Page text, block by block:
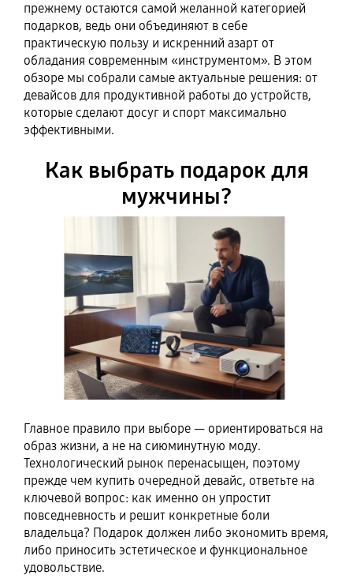
прежнему остаются самой желанной категорией
подарков, ведь они объединяют в себе
практическую пользу и искренний азарт от
обладания современным «инструментом». В этом
обзоре мы собрали самые актуальные решения: от
девайсов для продуктивной работы до устройств,
которые сделают досуг и спорт максимально
эффективными.
Как выбрать подарок для
мужчины?
Главное правило при выборе — ориентироваться на
образ жизни, а не на сиюминутную моду.
Технологический рынок перенасыщен, поэтому
прежде чем купить очередной девайс, ответьте на
ключевой вопрос: как именно он упростит
повседневность и решит конкретные боли
владельца? Подарок должен либо экономить время,
либо приносить эстетическое и функциональное
удовольствие.